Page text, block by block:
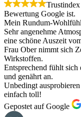
Bewertung Google ist.
Mein Rundum-
Sehr angenehme
eine schöne Auszeit
Frau Ober nimmt sich
Wirkstoffen.
Entsprechend fühlt sich
und genährt an.
Unbedingt
einfach toll!
Gepostet auf Google